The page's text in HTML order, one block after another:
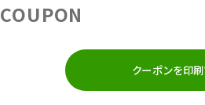
COUPON
クーポンを印